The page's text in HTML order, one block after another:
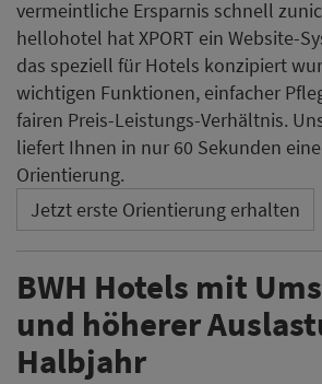
vermeintliche Ersparnis schnell
hellohotel hat XPORT ein Website-
das speziell für Hotels konzipiert
wichtigen Funktionen, einfacher
fairen Preis-Leistungs-Verhältnis.
liefert Ihnen in nur 60 Sekunden
Orientierung.
Jetzt erste Orientierung erhalten
BWH Hotels mit
und höherer
Halbjahr